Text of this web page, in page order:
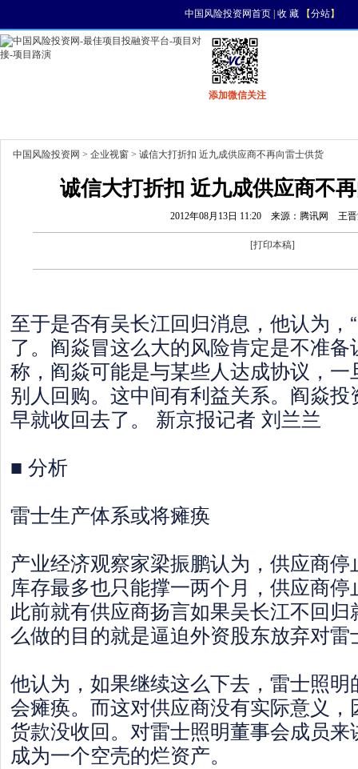
中国风险投资网首页| 收 藏【分站】
添加微信关注
中国风险投资网 > 企业视窗 > 诚信大打折扣 近九成供应商不再向雷士供货
诚信大打折扣 近九成供应商不
2012年08月13日 11:20 来源：腾讯网 王
[打印本稿]
至于是否有吴长江回归消息，他认为，
了。阎焱冒这么大的风险肯定是不准备
称，阎焱可能是与某些人达成协议，
别人回购。这中间有利益关系。阎焱
早就收回去了。 新京报记者 刘兰兰
■ 分析
雷士生产体系或将瘫痪
产业经济观察家梁振鹏认为，供应商
库存最多也只能撑一两个月，供应商
此前就有供应商扬言如果吴长江不回
么做的目的就是逼迫外资股东放弃对雷
他认为，如果继续这么下去，雷士照
会瘫痪。而这对供应商没有实际意义
货款没收回。对雷士照明董事会成员
成为一个空壳的烂资产。